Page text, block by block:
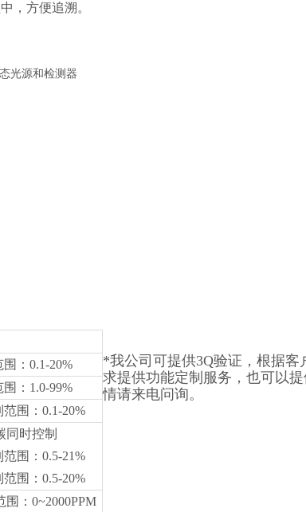
，方便追溯。
光源和检测器
：0.1-20%
：1.0-99%
围：0.1-20%
同时控制
围：0.5-21%
围：0.5-20%
：0~2000PPM
*我公司可提供3Q验证， 根据客
求提供功能定制服务，也可以
情请来电问询。